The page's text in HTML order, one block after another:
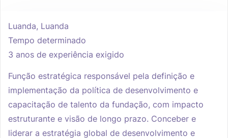
Luanda, Luanda
Tempo determinado
3 anos de experiência exigido
Função estratégica responsável pela definição e
implementação da política de desenvolvimento e
capacitação de talento da fundação, com impacto
estruturante e visão de longo prazo. Conceber e
liderar a estratégia global de desenvolvimento e